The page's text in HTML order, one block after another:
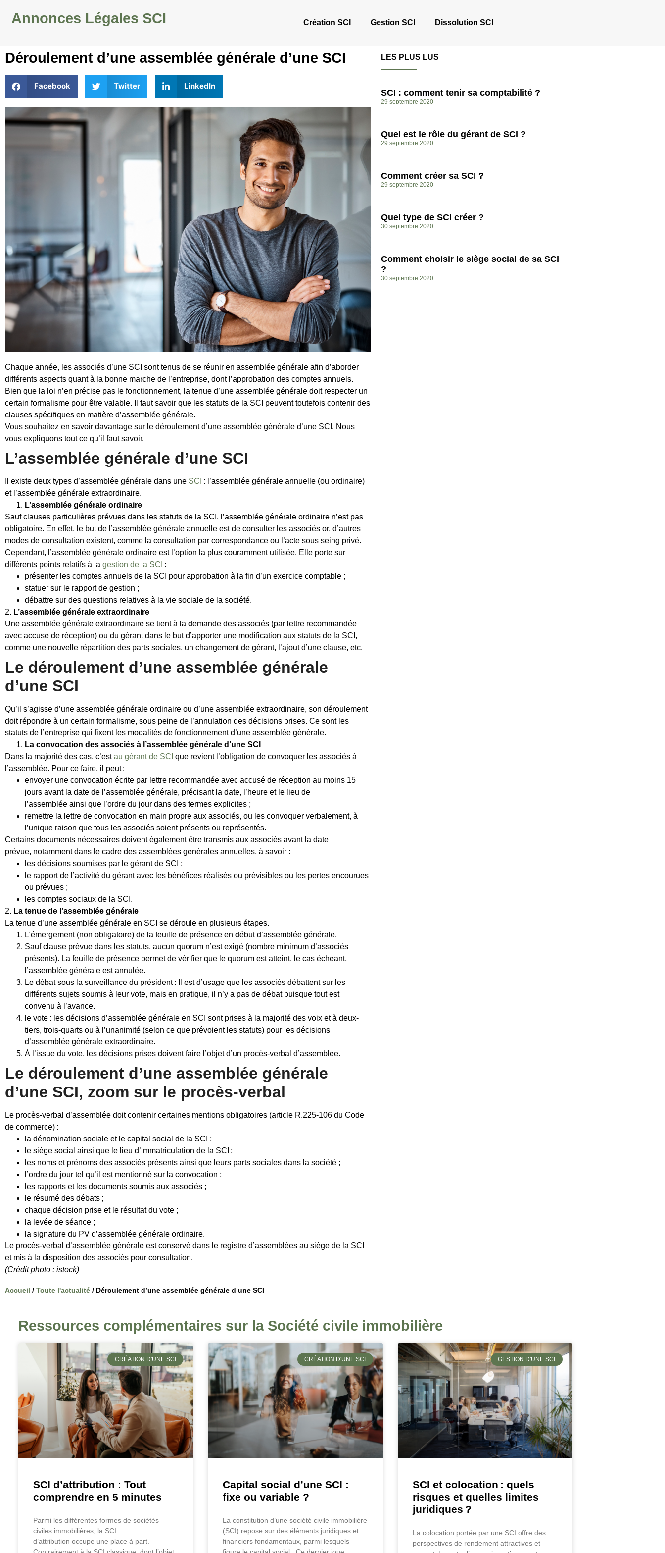
Annonces Légales SCI Création SCI Gestion SCI Dissolution SCI
Déroulement d’une assemblée générale d’une SCI
Facebook Twitter LinkedIn
Chaque année, les associés d’une SCI sont tenus de se réunir en assemblée générale afin d’aborder
différents aspects quant à la bonne marche de l’entreprise, dont l’approbation des comptes annuels.
Bien que la loi n’en précise pas le fonctionnement, la tenue d’une assemblée générale doit respecter un
certain formalisme pour être valable. Il faut savoir que les statuts de la SCI peuvent toutefois contenir des
clauses spécifiques en matière d’assemblée générale.
Vous souhaitez en savoir davantage sur le déroulement d’une assemblée générale d’une SCI. Nous
vous expliquons tout ce qu’il faut savoir.
L’assemblée générale d’une SCI
Il existe deux types d’assemblée générale dans une SCI : l’assemblée générale annuelle (ou ordinaire)
et l’assemblée générale extraordinaire.
L’assemblée générale ordinaire
Sauf clauses particulières prévues dans les statuts de la SCI, l’assemblée générale ordinaire n’est pas
obligatoire. En effet, le but de l’assemblée générale annuelle est de consulter les associés or, d’autres
modes de consultation existent, comme la consultation par correspondance ou l’acte sous seing privé.
Cependant, l’assemblée générale ordinaire est l’option la plus couramment utilisée. Elle porte sur
différents points relatifs à la gestion de la SCI :
présenter les comptes annuels de la SCI pour approbation à la fin d’un exercice comptable ;
statuer sur le rapport de gestion ;
débattre sur des questions relatives à la vie sociale de la société.
2. L’assemblée générale extraordinaire
Une assemblée générale extraordinaire se tient à la demande des associés (par lettre recommandée
avec accusé de réception) ou du gérant dans le but d’apporter une modification aux statuts de la SCI,
comme une nouvelle répartition des parts sociales, un changement de gérant, l’ajout d’une clause, etc.
Le déroulement d’une assemblée générale
d’une SCI
Qu’il s’agisse d’une assemblée générale ordinaire ou d’une assemblée extraordinaire, son déroulement
doit répondre à un certain formalisme, sous peine de l’annulation des décisions prises. Ce sont les
statuts de l’entreprise qui fixent les modalités de fonctionnement d’une assemblée générale.
La convocation des associés à l’assemblée générale d’une SCI
Dans la majorité des cas, c’estau gérant de SCI que revient l’obligation de convoquer les associés à
l’assemblée. Pour ce faire, il peut :
envoyer une convocation écrite par lettre recommandée avec accusé de réception au moins 15
jours avant la date de l’assemblée générale, précisant la date, l’heure et le lieu de
l’assemblée ainsi que l’ordre du jour dans des termes explicites ;
remettre la lettre de convocation en main propre aux associés, ou les convoquer verbalement, à
l’unique raison que tous les associés soient présents ou représentés.
Certains documents nécessaires doivent également être transmis aux associés avant la date
prévue, notamment dans le cadre des assemblées générales annuelles, à savoir :
les décisions soumises par le gérant de SCI ;
le rapport de l’activité du gérant avec les bénéfices réalisés ou prévisibles ou les pertes encourues
ou prévues ;
les comptes sociaux de la SCI.
2. La tenue de l’assemblée générale
La tenue d’une assemblée générale en SCI se déroule en plusieurs étapes.
L’émergement (non obligatoire) de la feuille de présence en début d’assemblée générale.
Sauf clause prévue dans les statuts, aucun quorum n’est exigé (nombre minimum d’associés
présents). La feuille de présence permet de vérifier que le quorum est atteint, le cas échéant,
l’assemblée générale est annulée.
Le débat sous la surveillance du président : Il est d’usage que les associés débattent sur les
différents sujets soumis à leur vote, mais en pratique, il n’y a pas de débat puisque tout est
convenu à l’avance.
le vote : les décisions d’assemblée générale en SCI sont prises à la majorité des voix et à deux-
tiers, trois-quarts ou à l’unanimité (selon ce que prévoient les statuts) pour les décisions
d’assemblée générale extraordinaire.
À l’issue du vote, les décisions prises doivent faire l’objet d’un procès-verbal d’assemblée.
Le déroulement d’une assemblée générale
d’une SCI, zoom sur le procès-verbal
Le procès-verbal d’assemblée doit contenir certaines mentions obligatoires (article R.225-106 du Code
de commerce) :
la dénomination sociale et le capital social de la SCI ;
le siège social ainsi que le lieu d’immatriculation de la SCI ;
les noms et prénoms des associés présents ainsi que leurs parts sociales dans la société ;
l’ordre du jour tel qu’il est mentionné sur la convocation ;
les rapports et les documents soumis aux associés ;
le résumé des débats ;
chaque décision prise et le résultat du vote ;
la levée de séance ;
la signature du PV d’assemblée générale ordinaire.
Le procès-verbal d’assemblée générale est conservé dans le registre d’assemblées au siège de la SCI
et mis à la disposition des associés pour consultation.
(Crédit photo : istock)
Accueil / Toute l'actualité / Déroulement d’une assemblée générale d’une SCI
LES PLUS LUS
SCI : comment tenir sa comptabilité ?
29 septembre 2020
Quel est le rôle du gérant de SCI ?
29 septembre 2020
Comment créer sa SCI ?
29 septembre 2020
Quel type de SCI créer ?
30 septembre 2020
Comment choisir le siège social de sa SCI
?
30 septembre 2020
Ressources complémentaires sur la Société civile immobilière
CRÉATION D'UNE SCI
SCI d’attribution : Tout
comprendre en 5 minutes
Parmi les différentes formes de sociétés
civiles immobilières, la SCI
d’attribution occupe une place à part.
CRÉATION D'UNE SCI
Capital social d’une SCI :
fixe ou variable ?
La constitution d’une société civile immobilière
(SCI) repose sur des éléments juridiques et
financiers fondamentaux, parmi lesquels
GESTION D'UNE SCI
SCI et colocation : quels
risques et quelles limites
juridiques ?
La colocation portée par une SCI offre des
perspectives de rendement attractives et